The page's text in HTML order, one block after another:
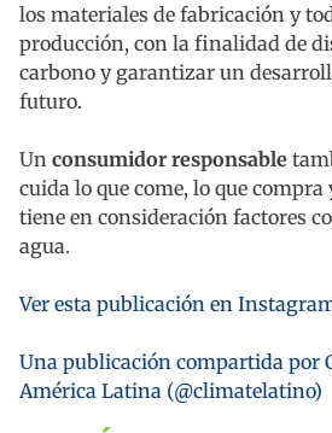
los materiales de fabricación y
producción, con la finalidad de
carbono y garantizar un
futuro.
Un consumidor responsable
cuida lo que come, lo que compra
tiene en consideración factores
agua.
Ver esta publicación en
Una publicación compartida por
América Latina (@climatelatino)